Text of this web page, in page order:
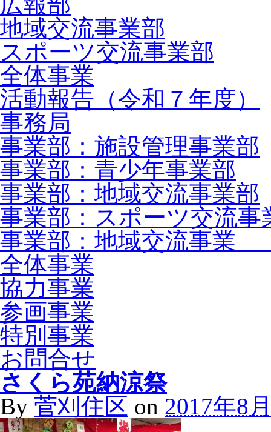
地域交流事業部
スポーツ交流事業部
全体事業
活動報告（令和７年度）
事務局
事業部：施設管理事業部
事業部：青少年事業部
事業部：地域交流事業部
事業部：スポーツ交流事
事業部：地域交流事業
全体事業
協力事業
参画事業
特別事業
お問合せ
さくら苑納涼祭
By 菅刈住区 on 2017年8